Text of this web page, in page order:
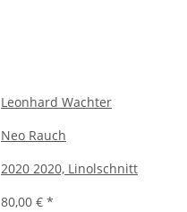
Leonhard Wachter
Neo Rauch
2020 2020, Linolschnitt
80,00 € *